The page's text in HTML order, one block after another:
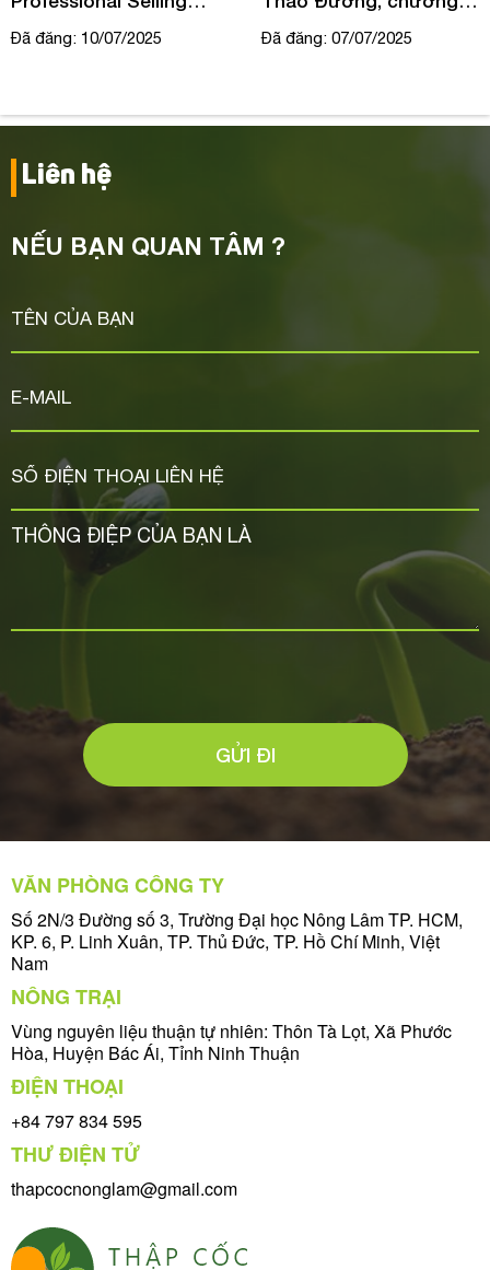
Event – FPT TP.HCM
Đã đăng: 10/07/2025
trình Quý 3 tại bệnh viện
ĐKKV Thủ Đức
Đã đăng: 07/07/2025
Liên hệ
NẾU BẠN QUAN TÂM ?
GỬI ĐI
VĂN PHÒNG CÔNG TY
Số 2N/3 Đường số 3, Trường Đại học Nông Lâm TP. HCM,
KP. 6, P. Linh Xuân, TP. Thủ Đức, TP. Hồ Chí Minh, Việt
Nam
NÔNG TRẠI
Vùng nguyên liệu thuận tự nhiên: Thôn Tà Lọt, Xã Phước
Hòa, Huyện Bác Ái, Tỉnh Ninh Thuận
ĐIỆN THOẠI
+84 797 834 595
THƯ ĐIỆN TỬ
thapcocnonglam@gmail.com